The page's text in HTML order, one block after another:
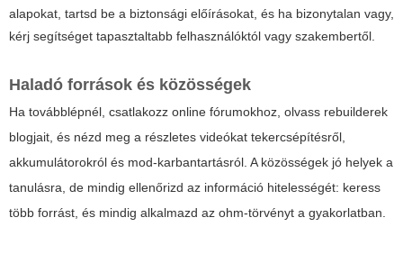
alapokat, tartsd be a biztonsági előírásokat, és ha bizonytalan vagy,
kérj segítséget tapasztaltabb felhasználóktól vagy szakembertől.
Haladó források és közösségek
Ha továbblépnél, csatlakozz online fórumokhoz, olvass rebuilderek
blogjait, és nézd meg a részletes videókat tekercsépítésről,
akkumulátorokról és mod-karbantartásról. A közösségek jó helyek a
tanulásra, de mindig ellenőrizd az információ hitelességét: keress
több forrást, és mindig alkalmazd az ohm-törvényt a gyakorlatban.